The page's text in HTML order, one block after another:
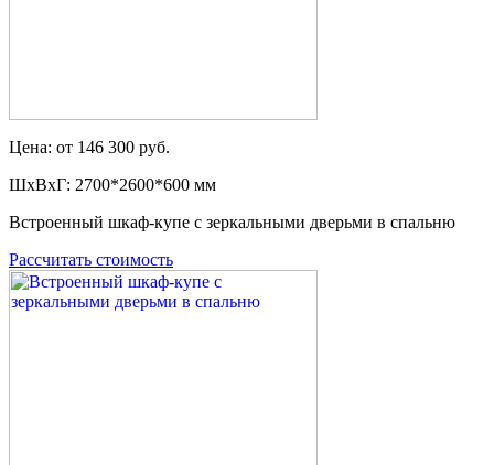
Цена: от 146 300 руб.
ШxВxГ: 2700*2600*600 мм
Встроенный шкаф-купе с зеркальными дверьми в спальню
Рассчитать стоимость